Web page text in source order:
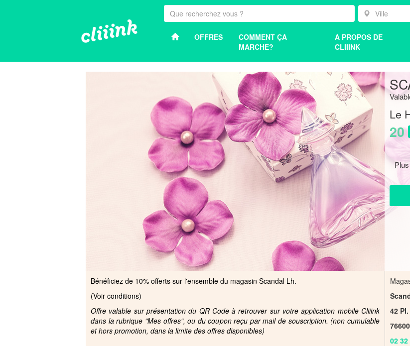
OFFRES
COMMENT ÇA
MARCHE?
A PROPOS DE
CLIIINK
Le
20
Bénéficiez de 10% offerts sur l'ensemble du magasin Scandal Lh.
(Voir conditions)
Offre valable sur présentation du QR Code à retrouver sur votre application mobile Cliiink
dans la rubrique "Mes offres", ou du coupon reçu par mail de souscription. (non cumulable
et hors promotion, dans la limite des offres disponibles)
42
02 32